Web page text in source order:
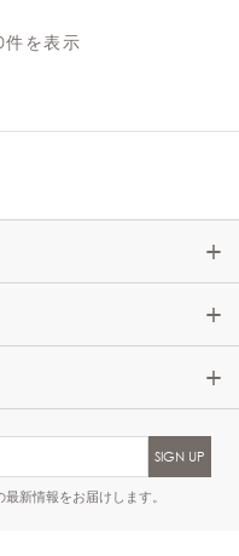
を表示
新情報をお届けします。